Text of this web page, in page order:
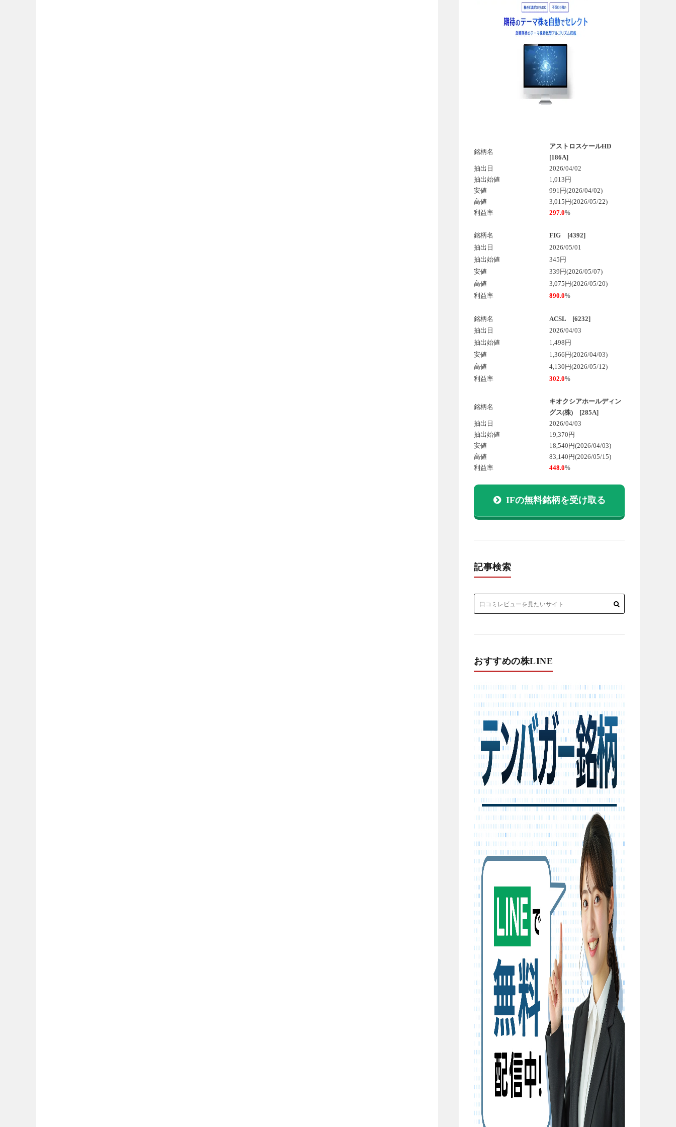
銘柄名
アストロスケールHD
[186A]
抽出日
2026/04/02
抽出始値
1,013円
安値
991円(2026/04/02)
高値
3,015円(2026/05/22)
利益率
297.0%
銘柄名
FIG [4392]
抽出日
2026/05/01
抽出始値
345円
安値
339円(2026/05/07)
高値
3,075円(2026/05/20)
利益率
890.0%
銘柄名
ACSL [6232]
抽出日
2026/04/03
抽出始値
1,498円
安値
1,366円(2026/04/03)
高値
4,130円(2026/05/12)
利益率
302.0%
銘柄名
キオクシアホールディン
グス(株) [285A]
抽出日
2026/04/03
抽出始値
19,370円
安値
18,540円(2026/04/03)
高値
83,140円(2026/05/15)
利益率
448.0%
IFの無料銘柄を受け取る
記事検索
おすすめの株LINE